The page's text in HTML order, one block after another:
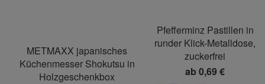
METMAXX japanisches
Küchenmesser Shokutsu in
Holzgeschenkbox
Pfefferminz Pastillen in
runder Klick-Metalldose,
zuckerfrei
ab 0,69 €